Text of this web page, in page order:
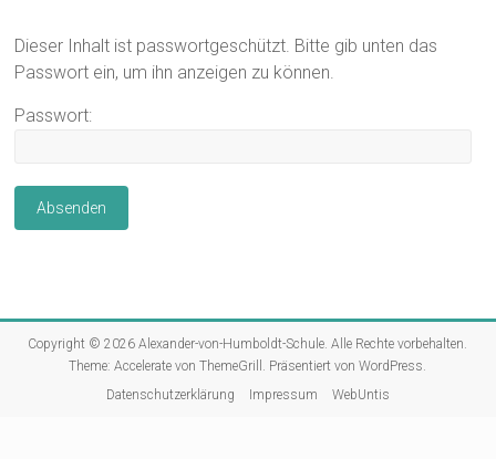
Dieser Inhalt ist passwortgeschützt. Bitte gib unten das
Passwort ein, um ihn anzeigen zu können.
Passwort:
Copyright © 2026Alexander-von-Humboldt-Schule . Alle Rechte vorbehalten.
Theme:Accelerate von ThemeGrill. Präsentiert vonWordPress
Datenschutzerklärung
Impressum WebUntis